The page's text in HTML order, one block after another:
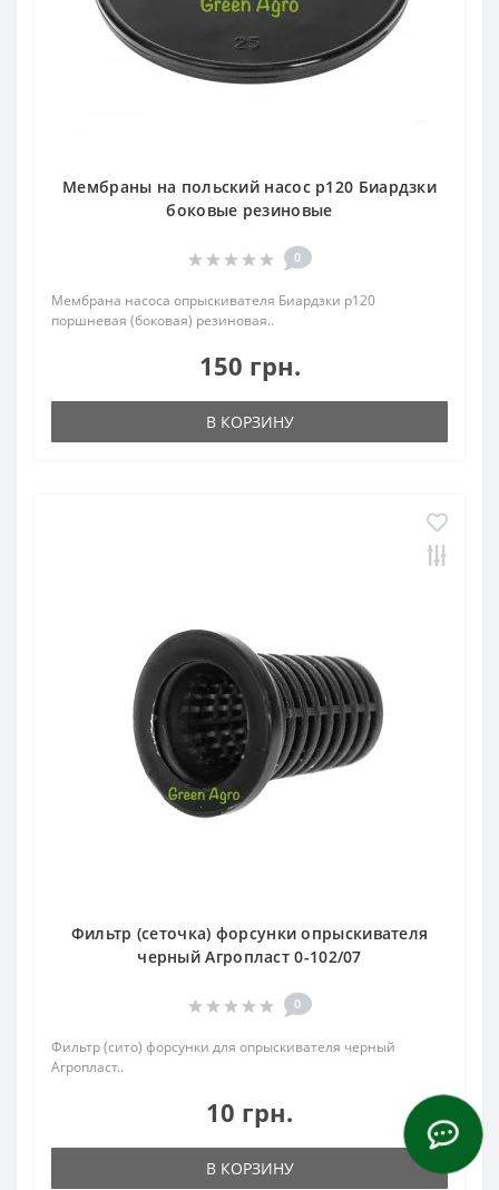
Мембраны на польский насос p120 Биардзки
боковые резиновые
0
Мембрана насоса опрыскивателя Биардзки p120
поршневая (боковая) резиновая..
150 грн.
В КОРЗИНУ
Фильтр (сеточка) форсунки опрыскивателя
черный Агропласт 0-102/07
0
Фильтр (сито) форсунки для опрыскивателя черный
Агропласт..
10 грн.
В КОРЗИНУ